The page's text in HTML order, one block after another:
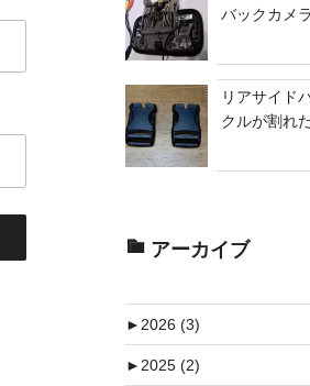
バックカメ
リアサイド
クルが割れ
アーカイブ
►2026 (3)
►2025 (2)